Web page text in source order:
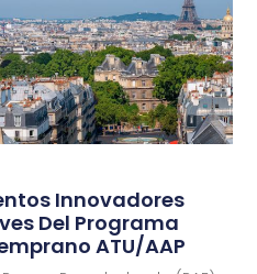
Innovadores
Del Programa
ATU/AAP